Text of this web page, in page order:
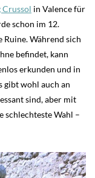
Crussol in Valence für
schon im 12.
Während sich
befindet, kann
erkunden und in
gibt wohl auch an
sind, aber mit
schlechteste Wahl –